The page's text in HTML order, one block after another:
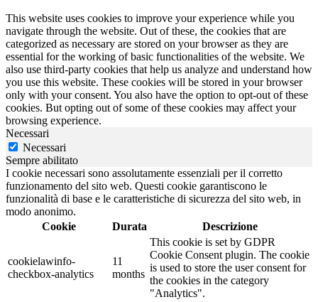
This website uses cookies to improve your experience while you
navigate through the website. Out of these, the cookies that are
categorized as necessary are stored on your browser as they are
essential for the working of basic functionalities of the website. We
also use third-party cookies that help us analyze and understand how
you use this website. These cookies will be stored in your browser
only with your consent. You also have the option to opt-out of these
cookies. But opting out of some of these cookies may affect your
browsing experience.
Necessari
Necessari
Sempre abilitato
I cookie necessari sono assolutamente essenziali per il corretto
funzionamento del sito web. Questi cookie garantiscono le
funzionalità di base e le caratteristiche di sicurezza del sito web, in
modo anonimo.
Cookie
Durata Descrizione
cookielawinfo-
checkbox-analytics
11
months
This cookie is set by GDPR
Cookie Consent plugin. The cookie
is used to store the user consent for
the cookies in the category
"Analytics".